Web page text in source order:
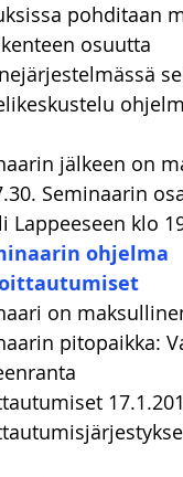
pohditaan
osuutta
jälkeen on
Seminaarin
Lappeeseen klo
ohjelma
on
pitopaikka: